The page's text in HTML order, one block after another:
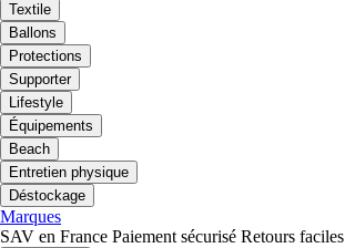
Textile
Ballons
Protections
Supporter
Lifestyle
Équipements
Beach
Entretien physique
Déstockage
Marques
SAV en France Paiement sécurisé Retours faciles